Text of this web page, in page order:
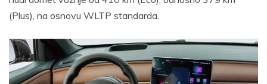
(Plus), na osnovu WLTP standarda.